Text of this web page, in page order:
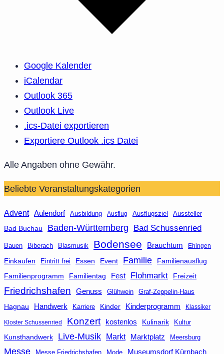
Google Kalender
iCalendar
Outlook 365
Outlook Live
.ics-Datei exportieren
Exportiere Outlook .ics Datei
Alle Angaben ohne Gewähr.
Beliebte Veranstaltungskategorien
Advent Aulendorf Ausbildung Ausflug Ausflugsziel
Aussteller
Bad Buchau
Baden-Württemberg Bad Schussenried
Bauen Biberach Blasmusik Bodensee Brauchtum Ehingen
Einkaufen Eintritt frei Essen Event Familie
Familienausflug
Familienprogramm
Familientag Fest Flohmarkt Freizeit
Friedrichshafen Genuss Glühwein Graf-Zeppelin-Haus
Hagnau Handwerk Karriere Kinder Kinderprogramm Klassiker
Kloster Schussenried Konzert kostenlos Kulinarik Kultur
Kunsthandwerk Live-Musik Markt Marktplatz Meersburg
Messe Messe Friedrichshafen Mode Museumsdorf Kürnbach